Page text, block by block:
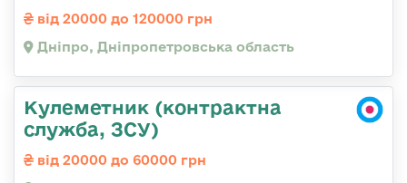
від 20000 до 120000 грн
Дніпро, Дніпропетровська область
Кулеметник (контрактна
служба, ЗСУ)
від 20000 до 60000 грн